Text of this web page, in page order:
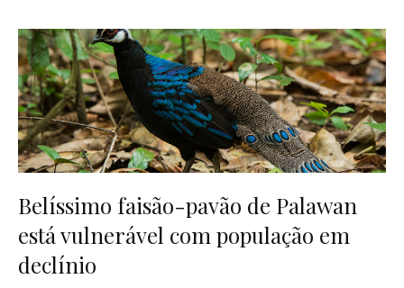
Belíssimo faisão-pavão de Palawan
está vulnerável com população em
declínio